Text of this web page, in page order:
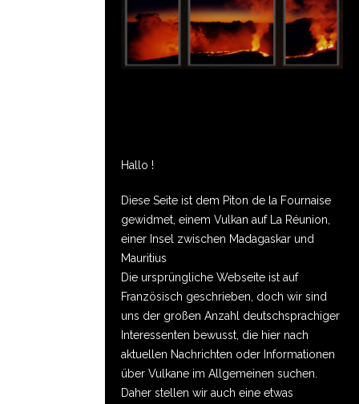
Hallo !
Diese Seite ist dem Piton de la Fournaise
gewidmet, einem Vulkan auf La Réunion,
einer Insel zwischen Madagaskar und
Mauritius
Die ursprüngliche Webseite ist auf
Französisch geschrieben, doch wir sind
uns der großen Anzahl deutschsprachiger
Interessenten bewusst, die hier nach
aktuellen Nachrichten oder Informationen
über Vulkane im Allgemeinen suchen.
Daher stellen wir auch eine etwas